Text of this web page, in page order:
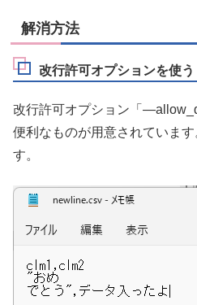
解消方法
改行許可オプションを使う
改行許可オプション「 —
便利なものが用意されていま
す。